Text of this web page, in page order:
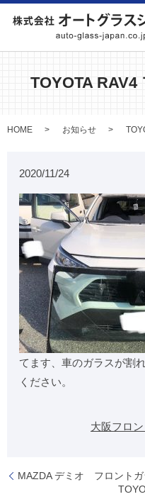
TOYOTA
HOME お知らせ
2020/11/24
てます、車のガラスが割
ください。
大阪フロ
MAZDA デミオ フロントガ